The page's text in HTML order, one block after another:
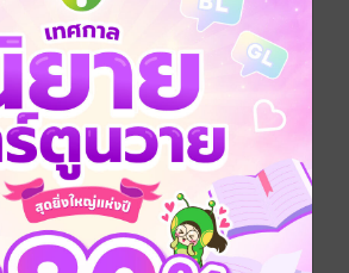
ะบบก่อนดำเนินรายการด้วยค่ะ
ล็อกอินเข้าระบบ